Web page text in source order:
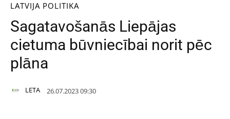
LATVIJA POLITIKA
Sagatavošanās Liepājas
cietuma būvniecībai norit pēc
plāna
LETA 26.07.2023 09:30